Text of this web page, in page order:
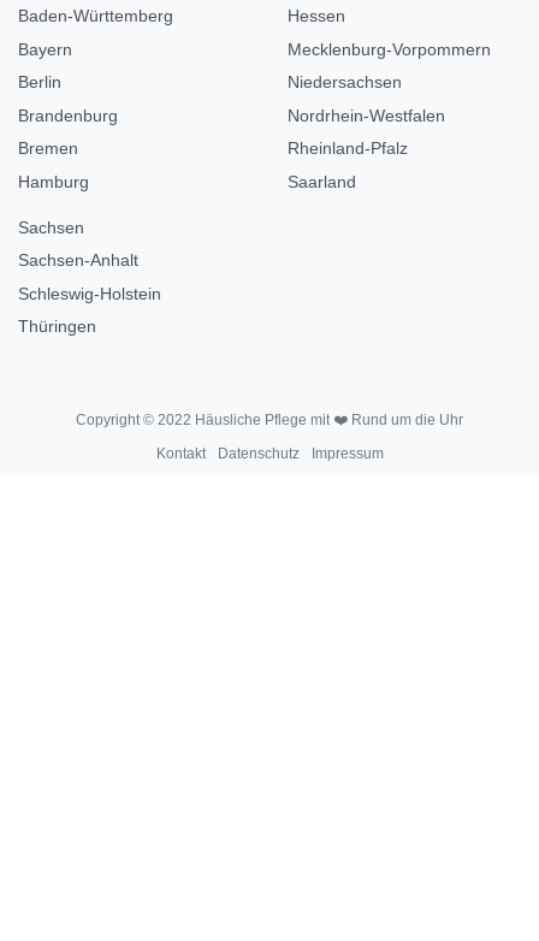
Baden-Württemberg
Bayern
Berlin
Brandenburg
Bremen
Hamburg
Hessen
Mecklenburg-Vorpommern
Niedersachsen
Nordrhein-Westfalen
Rheinland-Pfalz
Saarland
Sachsen
Sachsen-Anhalt
Schleswig-Holstein
Thüringen
Copyright © 2022 Häusliche Pflege mit ❤️ Rund um die Uhr
Kontakt
Datenschutz Impressum